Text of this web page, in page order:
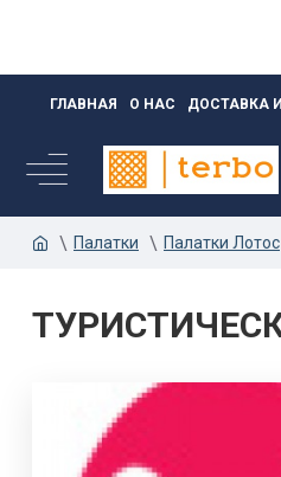
ГЛАВНАЯ О НАС ДОСТАВКА
Палатки Палатки Лотос